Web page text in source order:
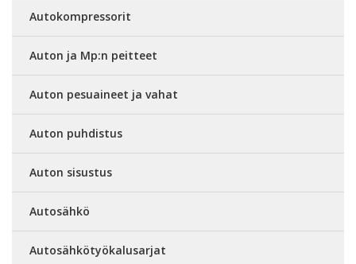
Autokompressorit
Auton ja Mp:n peitteet
Auton pesuaineet ja vahat
Auton puhdistus
Auton sisustus
Autosähkö
Autosähkötyökalusarjat